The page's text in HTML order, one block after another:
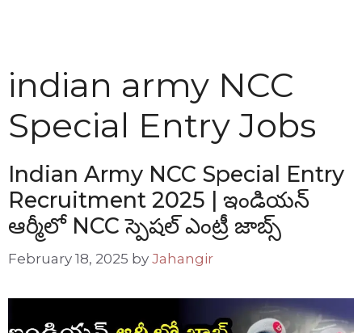
indian army NCC
Special Entry Jobs
Indian Army NCC Special Entry
Recruitment 2025 | ఇండియన్
ఆర్మీలో NCC స్పెషల్ ఎంట్రీ జాబ్స్
February 18, 2025 by Jahangir